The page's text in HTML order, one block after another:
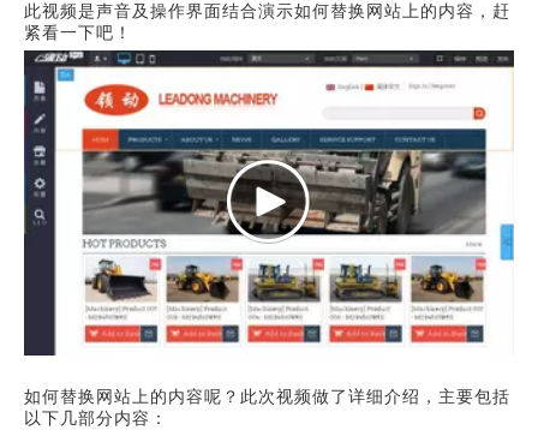
此视频是声音及操作界面结合演示如何替换网站上的内容，赶
紧看一下吧！
如何替换网站上的内容呢？此次视频做了详细介绍，主要包括
以下几部分内容：